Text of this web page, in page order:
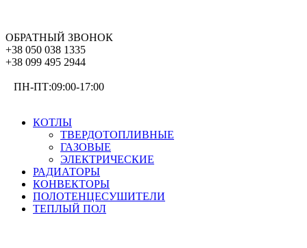
ОБРАТНЫЙ ЗВОНОК
+38 050 038 1335
+38 099 495 2944
ПН-ПТ:09:00-17:00
КОТЛЫ
ТВЕРДОТОПЛИВНЫЕ
ГАЗОВЫЕ
ЭЛЕКТРИЧЕСКИЕ
РАДИАТОРЫ
КОНВЕКТОРЫ
ПОЛОТЕНЦЕСУШИТЕЛИ
ТЕПЛЫЙ ПОЛ